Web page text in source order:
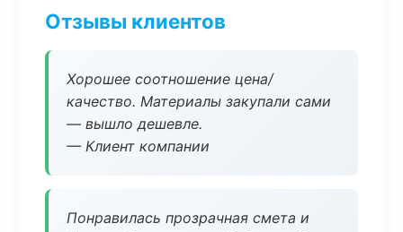
Отзывы клиентов
Хорошее соотношение цена/
качество. Материалы закупали сами
— вышло дешевле.
— Клиент компании
Понравилась прозрачная смета и